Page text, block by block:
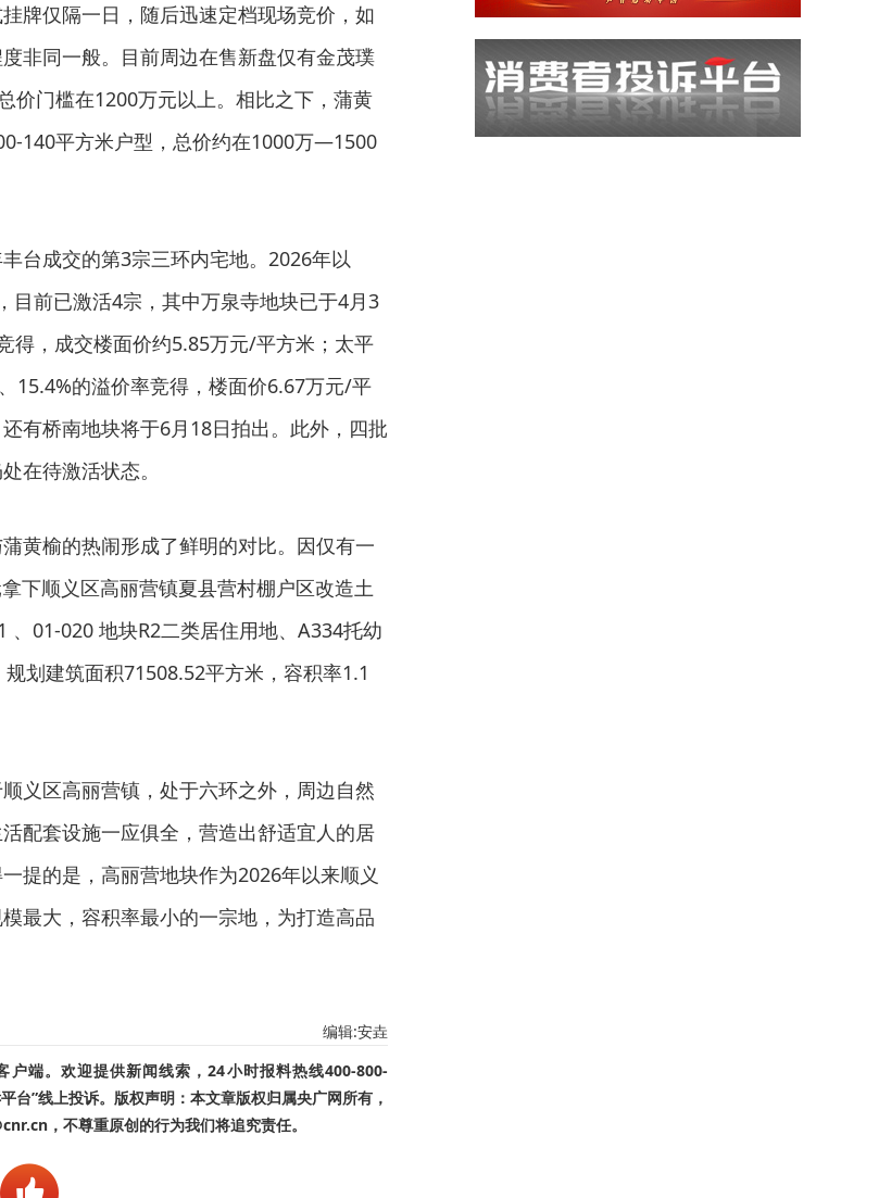
牌仅隔一日，随后迅速定档现场竞价，如
非同一般。目前周边在售新盘仅有金茂璞
价门槛在1200万元以上。相比之下，蒲黄
140平方米户型，总价约在1000万—1500
台成交的第3宗三环内宅地。2026年以
目前已激活4宗，其中万泉寺地块已于4月3
得，成交楼面价约5.85万元/平方米；太平
15.4%的溢价率竞得，楼面价6.67万元/平
有桥南地块将于6月18日拍出。此外，四批
在待激活状态。
黄榆的热闹形成了鲜明的对比。因仅有一
下顺义区高丽营镇夏县营村棚户区改造土
01-020 地块R2二类居住用地、A334托幼
划建筑面积71508.52平方米，容积率1.1
义区高丽营镇，处于六环之外，周边自然
配套设施一应俱全，营造出舒适宜人的居
提的是，高丽营地块作为2026年以来顺义
最大，容积率最小的一宗地，为打造高品
编辑:安垚
户端。欢迎提供新闻线索，24小时报料热线400-800-
台”线上投诉。版权声明：本文章版权归属央广网所有，
，不尊重原创的行为我们将追究责任。